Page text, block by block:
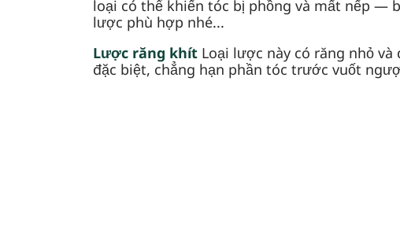
loại có thể khiến tóc bị phồng và mất nếp —
lược phù hợp nhé...
Lược răng khít Loại lược này có răng nhỏ
đặc biệt, chẳng hạn phần tóc trước vuốt